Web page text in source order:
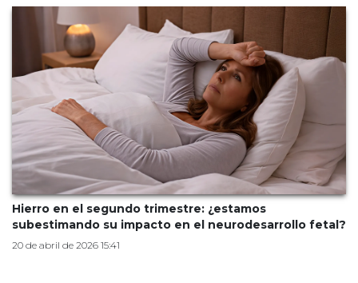
Hierro en el segundo trimestre: ¿estamos
subestimando su impacto en el neurodesarrollo fetal?
20 de abril de 2026 15:41